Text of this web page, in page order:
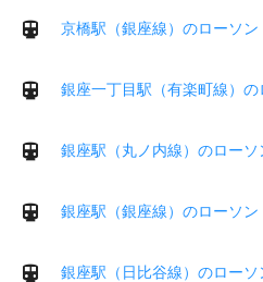
京橋駅（銀座線）のローソン
銀座一丁目駅（有楽町線）の
銀座駅（丸ノ内線）のローソ
銀座駅（銀座線）のローソン
銀座駅（日比谷線）のローソ